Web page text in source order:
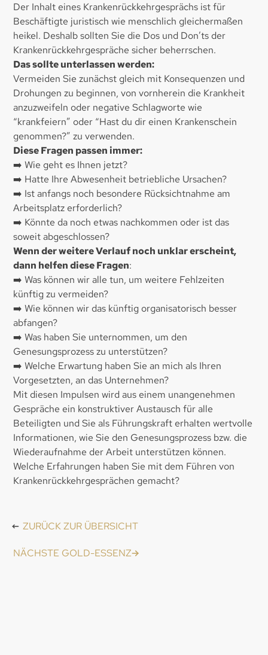
Der Inhalt eines Krankenrückkehrgesprächs ist für
Beschäftigte juristisch wie menschlich gleichermaßen
heikel. Deshalb sollten Sie die Dos und Don’ts der
Krankenrückkehrgespräche sicher beherrschen.
Das sollte unterlassen werden:
Vermeiden Sie zunächst gleich mit Konsequenzen und
Drohungen zu beginnen, von vornherein die Krankheit
anzuzweifeln oder negative Schlagworte wie
“krankfeiern” oder “Hast du dir einen Krankenschein
genommen?” zu verwenden.
Diese Fragen passen immer:
➡️ Wie geht es Ihnen jetzt?
➡️ Hatte Ihre Abwesenheit betriebliche Ursachen?
➡️ Ist anfangs noch besondere Rücksichtnahme am
Arbeitsplatz erforderlich?
➡️ Könnte da noch etwas nachkommen oder ist das
soweit abgeschlossen?
Wenn der weitere Verlauf noch unklar erscheint,
dann helfen diese Fragen:
➡️ Was können wir alle tun, um weitere Fehlzeiten
künftig zu vermeiden?
➡️ Wie können wir das künftig organisatorisch besser
abfangen?
➡️ Was haben Sie unternommen, um den
Genesungsprozess zu unterstützen?
➡️ Welche Erwartung haben Sie an mich als Ihren
Vorgesetzten, an das Unternehmen?
Mit diesen Impulsen wird aus einem unangenehmen
Gespräche ein konstruktiver Austausch für alle
Beteiligten und Sie als Führungskraft erhalten wertvolle
Informationen, wie Sie den Genesungsprozess bzw. die
Wiederaufnahme der Arbeit unterstützen können.
Welche Erfahrungen haben Sie mit dem Führen von
Krankenrückkehrgesprächen gemacht?
ZURÜCK ZUR ÜBERSICHT
NÄCHSTE GOLD-ESSENZ